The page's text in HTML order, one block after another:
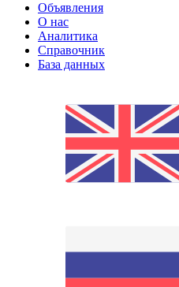
Объявления
О нас
Аналитика
Справочник
База данных